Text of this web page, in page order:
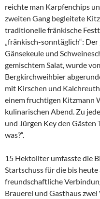
reichte man Karpfenchips
zweiten Gang begleitete
traditionelle fränkische
„fränkisch-sonntäglich“: Der
Gänsekeule und
gemischtem Salat, wurde
Bergkirchweihbier
mit Kirschen und
einem fruchtigen Kitzmann
kulinarischen Abend. Zu
und Jürgen Key den Gästen
was?“.
15 Hektoliter umfasste die
Startschuss für die bis
freundschaftliche
Brauerei und Gasthaus